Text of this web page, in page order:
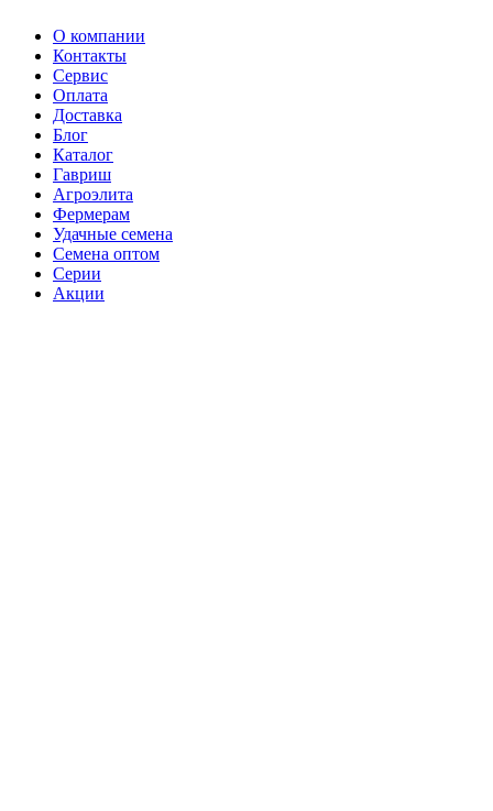
О компании
Контакты
Сервис
Оплата
Доставка
Блог
Каталог
Гавриш
Агроэлита
Фермерам
Удачные семена
Семена оптом
Серии
Акции